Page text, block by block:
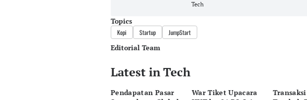
Tech
Topics
Kopi Startup JumpStart
Editorial Team
Editor
Pingit Aria
Editor
Latest in Tech
Pendapatan Pasar
War Tiket Upacara